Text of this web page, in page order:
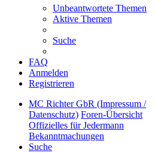
Unbeantwortete Themen
Aktive Themen
Suche
FAQ
Anmelden
Registrieren
MC Richter GbR (Impressum /
Datenschutz) Foren-Übersicht
Offizielles für Jedermann
Bekanntmachungen
Suche